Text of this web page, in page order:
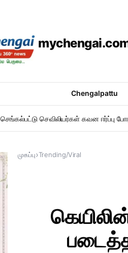
Chengalpattu
செங்கல்பட்டு செவிலியர்கள் கவன ஈர்ப்பு
முகப்பு›Trending/Viral